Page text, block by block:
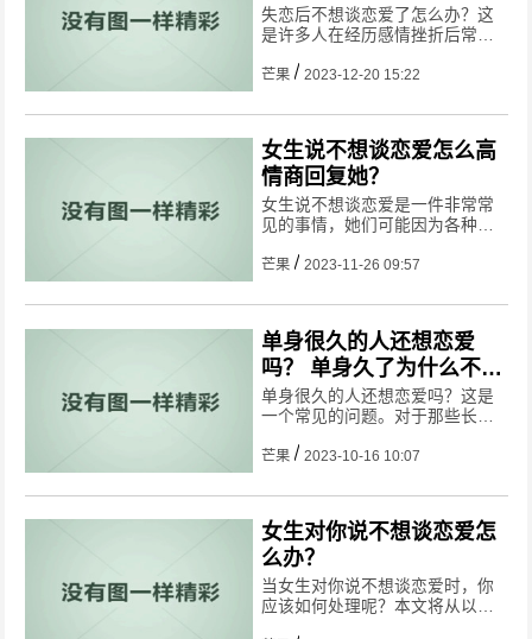
失恋后不想谈恋爱了怎么办？这
是许多人在经历感情挫折后常常
和心理压力往往使人产生对爱情
恋爱产生抵触情绪。然而，我们
不能因为一次失败就放弃对爱情
的追
芒果 2023-12-20 15:22
女生说不想谈恋爱怎么高
情商回复她？
女生说不想谈恋爱是一件非常常
见的事情，她们可能因为各种原
慧型男，我们需要以高情商的态
看应该怎样回复吧。
芒果 2023-11-26 09:57
单身很久的人还想恋爱
吗？ 单身久了为什么不想
谈恋爱
单身很久的人还想恋爱吗？这是
一个常见的问题。对于那些长时
想谈恋爱呢？
芒果 2023-10-16 10:07
女生对你说不想谈恋爱怎
么办？
当女生对你说不想谈恋爱时，你
应该如何处理呢？本文将从以下